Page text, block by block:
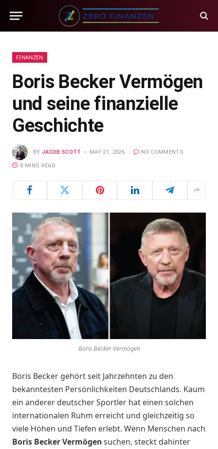
FINANZEN
Boris Becker Vermögen
und seine finanzielle
Geschichte
BY JACOB SCOTT MAY 21, 2026 NO COMMENTS
8 MINS READ
Boris Becker Vermögen
Boris Becker gehört seit Jahrzehnten zu den
bekanntesten Persönlichkeiten Deutschlands. Kaum
ein anderer deutscher Sportler hat einen solchen
internationalen Ruhm erreicht und gleichzeitig so
viele Höhen und Tiefen erlebt. Wenn Menschen nach
Boris Becker Vermögensuchen, steckt dahinter